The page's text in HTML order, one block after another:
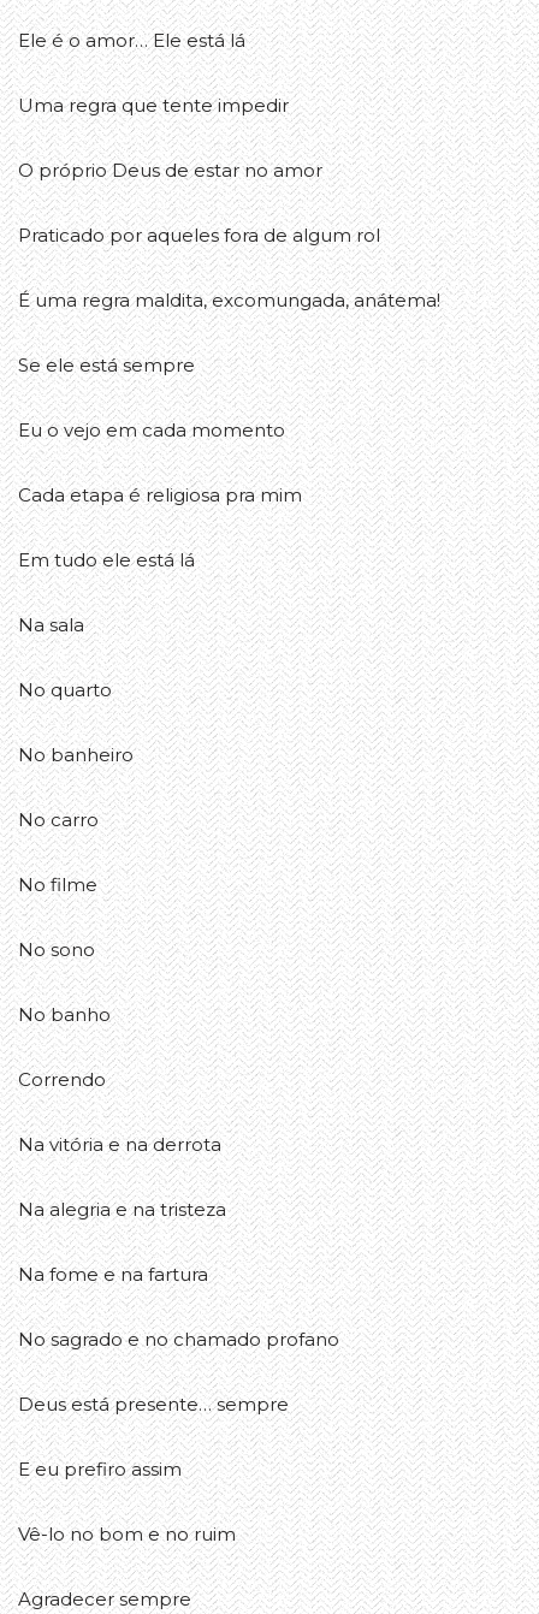
Ele é o amor… Ele está lá
Uma regra que tente impedir
O próprio Deus de estar no amor
Praticado por aqueles fora de algum rol
É uma regra maldita, excomungada, anátema!
Se ele está sempre
Eu o vejo em cada momento
Cada etapa é religiosa pra mim
Em tudo ele está lá
Na sala
No quarto
No banheiro
No carro
No filme
No sono
No banho
Correndo
Na vitória e na derrota
Na alegria e na tristeza
Na fome e na fartura
No sagrado e no chamado profano
Deus está presente… sempre
E eu prefiro assim
Vê-lo no bom e no ruim
Agradecer sempre